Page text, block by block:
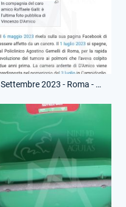
Settembre 2023 - Roma - LazioWiki